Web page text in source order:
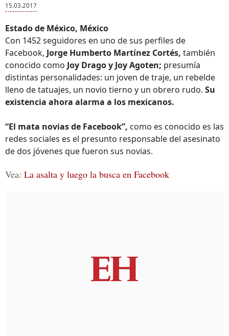
15.03.2017
Estado de México, México
Con 1452 seguidores en uno de sus perfiles de
Facebook, Jorge Humberto Martínez Cortés, también
conocido como Joy Drago y Joy Agoten; presumía
distintas personalidades: un joven de traje, un rebelde
lleno de tatuajes, un novio tierno y un obrero rudo. Su
existencia ahora alarma a los mexicanos.
“El mata novias de Facebook”, como es conocido es las
redes sociales es el presunto responsable del asesinato
de dos jóvenes que fueron sus novias.
Vea: La asalta y luego la busca en Facebook